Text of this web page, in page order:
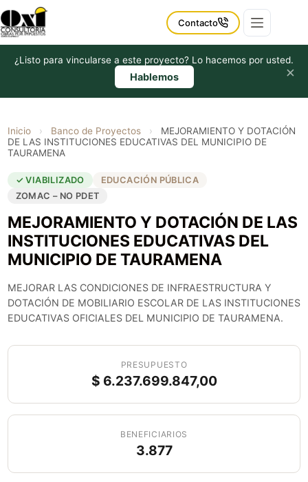
Saltar
al
contenido
Contacto
¿Listo para vincularse a este proyecto? Lo hacemos por usted.
Hablemos ×
Inicio › Banco de Proyectos ›
MEJORAMIENTO Y DOTACIÓN
DE LAS INSTITUCIONES EDUCATIVAS DEL MUNICIPIO DE
TAURAMENA
✓ VIABILIZADO
EDUCACIÓN PÚBLICA
ZOMAC – NO PDET
MEJORAMIENTO Y DOTACIÓN DE LAS
INSTITUCIONES EDUCATIVAS DEL
MUNICIPIO DE TAURAMENA
MEJORAR LAS CONDICIONES DE INFRAESTRUCTURA Y
DOTACIÓN DE MOBILIARIO ESCOLAR DE LAS INSTITUCIONES
EDUCATIVAS OFICIALES DEL MUNICIPIO DE TAURAMENA.
PRESUPUESTO
$ 6.237.699.847,00
BENEFICIARIOS
3.877